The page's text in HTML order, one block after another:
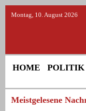
Montag, 10. August 2026
HOME POLITIK
Meistgelesene